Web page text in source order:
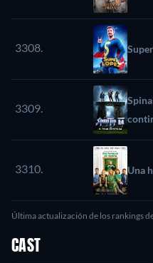
3308.
3309.
3310. Una
Última actualización de los rankings
CAST